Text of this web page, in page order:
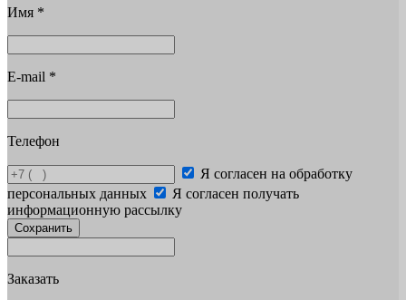
Имя *
E-mail *
Телефон
Я согласен на обработку
персональных данных
Я согласен получать
информационную рассылку
Сохранить
Заказать